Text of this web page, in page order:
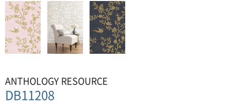
ANTHOLOGY RESOURCE
DB11208